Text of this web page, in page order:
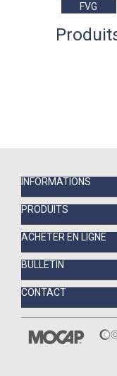
FVG
INFORMATIONS
PRODUITS
ACHETER EN LIGNE
BULLETIN
CONTACT